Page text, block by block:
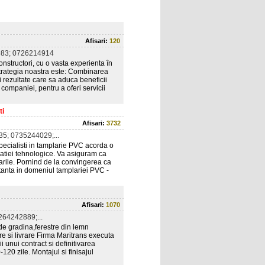
Afisari: 120
0726214914
cu o vasta experienta în
noastra este: Combinarea
care sa aduca beneficii
pentru a oferi servicii
Afisari: 3732
0735244029;...
in tamplarie PVC acorda o
tehnologice. Va asiguram ca
Pornind de la convingerea ca
in domeniul tamplariei PVC -
Afisari: 1070
gradina,ferestre din lemn
si livrare Firma Maritrans executa
unui contract si definitivarea
zile. Montajul si finisajul